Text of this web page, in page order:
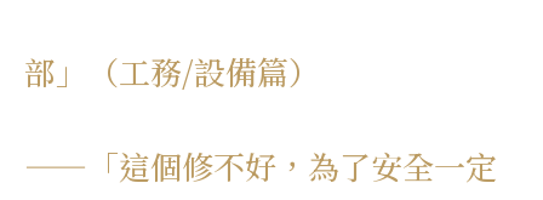
部」（工務/設備篇）
——「這個修不好，為了安全一定